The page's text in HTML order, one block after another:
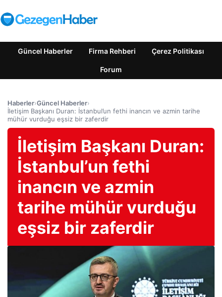
Güncel Haberler Firma Rehberi Çerez Politikası
Forum
Haberler›Güncel Haberler›
İletişim Başkanı Duran: İstanbul’un fethi inancın ve azmin tarihe
mühür vurduğu eşsiz bir zaferdir
İletişim Başkanı Duran:
İstanbul’un fethi
inancın ve azmin
tarihe mühür vurduğu
eşsiz bir zaferdir